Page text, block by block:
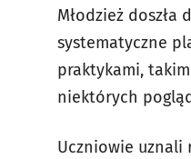
Młodzież
systematyczne
praktykami,
niektórych
Uczniowie uznali